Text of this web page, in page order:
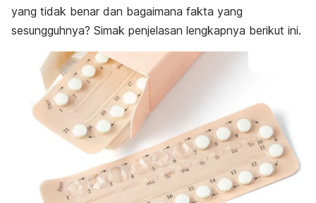
yang tidak benar dan bagaimana fakta yang
sesungguhnya? Simak penjelasan lengkapnya berikut ini.